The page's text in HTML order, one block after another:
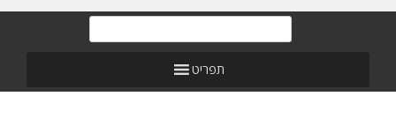
תפריט